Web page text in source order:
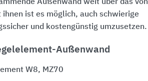
Außenwand weit über das von
ist es möglich, auch schwierige
und kostengünstig umzusetzen.
Außenwand
W8, MZ70